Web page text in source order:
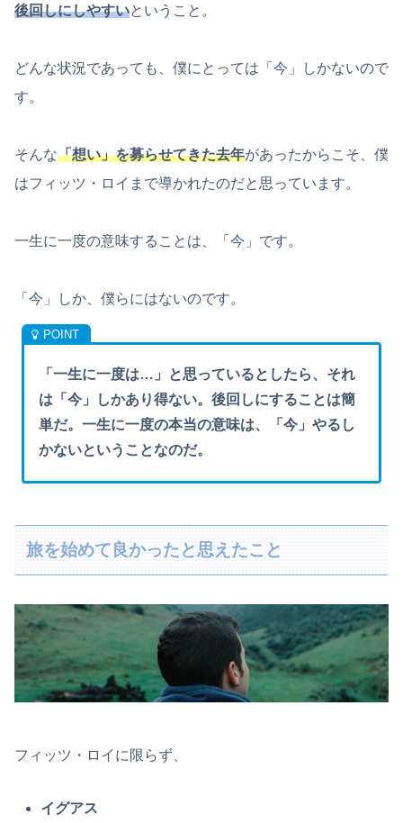
後回しにしやすいということ。
どんな状況であっても、僕にとっては「今」しかないので
す。
そんな「想い」を募らせてきた去年があったからこそ、僕
はフィッツ・ロイまで導かれたのだと思っています。
一生に一度の意味することは、「今」です。
「今」しか、僕らにはないのです。
「一生に一度は…」と思っているとしたら、それ
は「今」しかあり得ない。後回しにすることは簡
単だ。一生に一度の本当の意味は、「今」やるし
かないということなのだ。
旅を始めて良かったと思えたこと
フィッツ・ロイに限らず、
イグアス